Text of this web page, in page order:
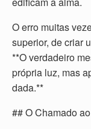
O erro muitas
superior, de criar
**O verdadeiro
própria luz, mas
dada.**
## O Chamado